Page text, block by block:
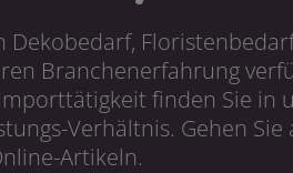
Branchenerfahrung
finden Sie in
Verhältnis. Gehen Sie
Artikeln.